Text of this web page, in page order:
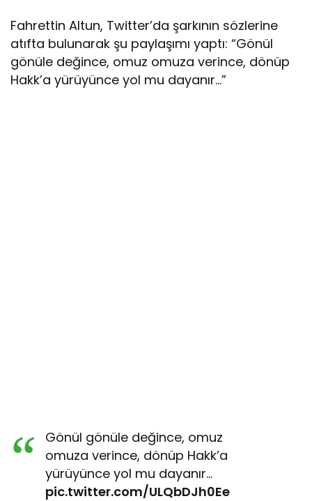
Fahrettin Altun, Twitter’da şarkının sözlerine
atıfta bulunarak şu paylaşımı yaptı: “Gönül
gönüle değince, omuz omuza verince, dönüp
Hakk’a yürüyünce yol mu dayanır…”
Gönül gönüle değince, omuz
omuza verince, dönüp Hakk’a
yürüyünce yol mu dayanır…
pic.twitter.com/ULQbDJh0Ee